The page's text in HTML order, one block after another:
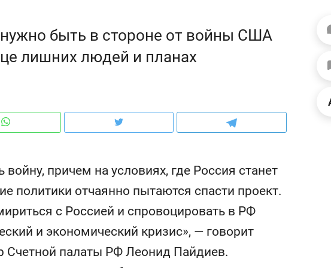
быть в стороне от войны США
лишних людей и планах
причем на условиях, где Россия станет
политики отчаянно пытаются спасти проект.
с Россией и спровоцировать в РФ
и экономический кризис», — говорит
Счетной палаты РФ Леонид Пайдиев.
Рекомендуем
Психотерапевт «Фороса»:
«Директорский невроз» –
Рекомендуем
Дизайнер-прораб
Наседкина: «Ремонт